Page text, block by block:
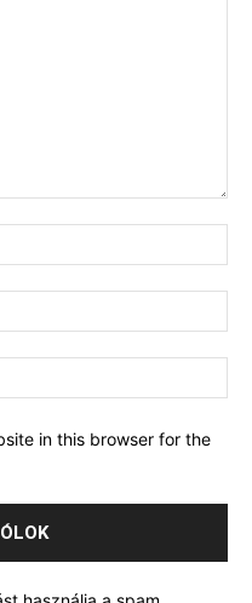
in this browser for the